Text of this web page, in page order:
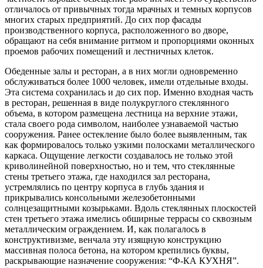
отличалось от привычных тогда мрачных и темных корпусов
многих старых предприятий. До сих пор фасады
производственного корпуса, расположенного во дворе,
обращают на себя внимание ритмом и пропорциями оконных
проемов рабочих помещений и лестничных клеток.
Обеденные залы и ресторан, а в них могли одновременно
обслуживаться более 1000 человек, имели отдельные входы.
Эта система сохранилась и до сих пор. Именно входная часть
в ресторан, решенная в виде полукруглого стеклянного
объема, в котором размещена лестница на верхние этажи,
стала своего рода символом, наиболее узнаваемой частью
сооружения. Ранее остекление было более выявленным, так
как формировалось только узкими полосками металлического
каркаса. Ощущение легкости создавалось не только этой
криволинейной поверхностью, но и тем, что стеклянные
стены третьего этажа, где находился зал ресторана,
устремлялись по центру корпуса в глубь здания и
прикрывались консольными железобетонными
солнцезащитными козырьками. Вдоль стеклянных плоскостей
стен третьего этажа имелись обширные террасы со сквозным
металлическим ограждением. И, как полагалось в
конструктивизме, венчала эту изящную конструкцию
массивная полоса бетона, на котором крепились буквы,
раскрывающие назначение сооружения: “Ф-КА КУХНЯ”.